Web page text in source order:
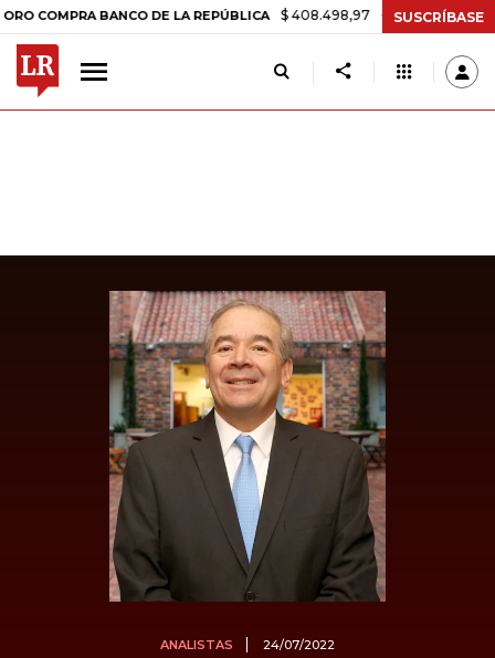
BANCO DE LA REPÚBLICA $ 408.498,97 +$ 8.753,81 +2,19%
SUSCRÍBASE
ANALISTAS 24/07/2022